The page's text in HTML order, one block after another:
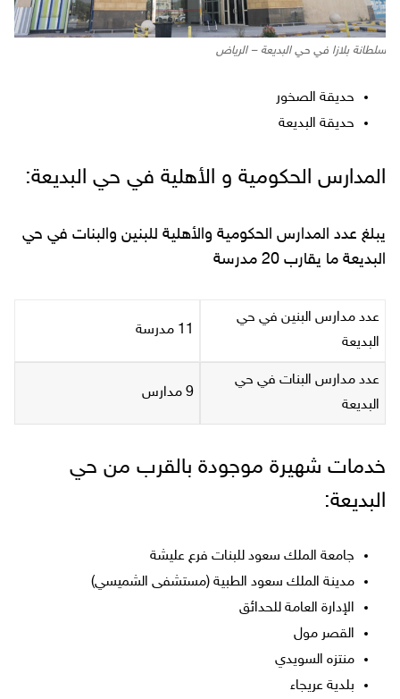
سلطانة بلازا في حي البديعة – الرياض
حديقة الصخور
حديقة البديعة
المدارس الحكومية و الأهلية في حي البديعة:
يبلغ عدد المدارس الحكومية والأهلية للبنين والبنات في حي
البديعة ما يقارب 20 مدرسة
عدد مدارس البنين في حي
البديعة
11 مدرسة
عدد مدارس البنات في حي
البديعة
9 مدارس
خدمات شهيرة موجودة بالقرب من حي
البديعة:
جامعة الملك سعود للبنات فرع عليشة
مدينة الملك سعود الطبية (مستشفى الشميسي)
الإدارة العامة للحدائق
القصر مول
منتزه السويدي
بلدية عريجاء